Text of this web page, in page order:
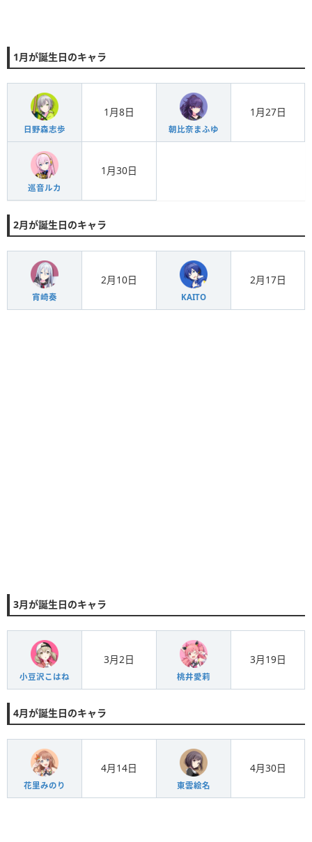
1月が誕生日のキャラ
日野森志歩
1月8日
朝比奈まふゆ
1月27日
巡音ルカ
1月30日
2月が誕生日のキャラ
宵崎奏
2月10日
KAITO
2月17日
3月が誕生日のキャラ
小豆沢こはね
3月2日
桃井愛莉
3月19日
4月が誕生日のキャラ
花里みのり
4月14日
東雲絵名
4月30日